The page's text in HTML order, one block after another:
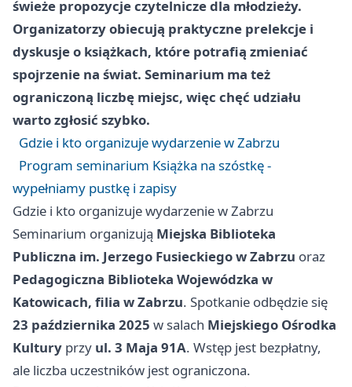
świeże propozycje czytelnicze dla młodzieży.
Organizatorzy obiecują praktyczne prelekcje i
dyskusje o książkach, które potrafią zmieniać
spojrzenie na świat. Seminarium ma też
ograniczoną liczbę miejsc, więc chęć udziału
warto zgłosić szybko.
Gdzie i kto organizuje wydarzenie w Zabrzu
Program seminarium Książka na szóstkę -
wypełniamy pustkę i zapisy
Gdzie i kto organizuje wydarzenie w Zabrzu
Seminarium organizują Miejska Biblioteka
Publiczna im. Jerzego Fusieckiego w Zabrzu oraz
Pedagogiczna Biblioteka Wojewódzka w
Katowicach, filia w Zabrzu. Spotkanie odbędzie się
23 października 2025 w salach Miejskiego Ośrodka
Kultury przy ul. 3 Maja 91A. Wstęp jest bezpłatny,
ale liczba uczestników jest ograniczona.